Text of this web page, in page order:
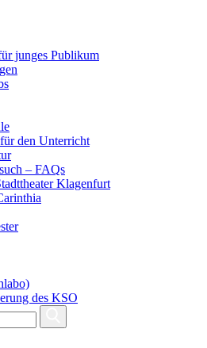
junges Publikum
den Unterricht
– FAQs
Klagenfurt
des KSO